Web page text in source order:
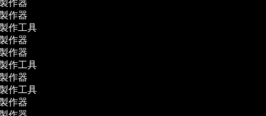
作器
作器
作工具
作器
作器
作工具
作器
作工具
作器